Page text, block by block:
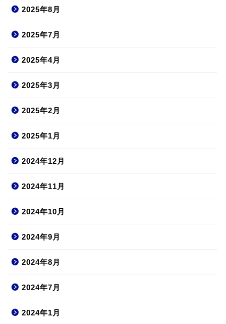
2025年8月
2025年7月
2025年4月
2025年3月
2025年2月
2025年1月
2024年12月
2024年11月
2024年10月
2024年9月
2024年8月
2024年7月
2024年1月